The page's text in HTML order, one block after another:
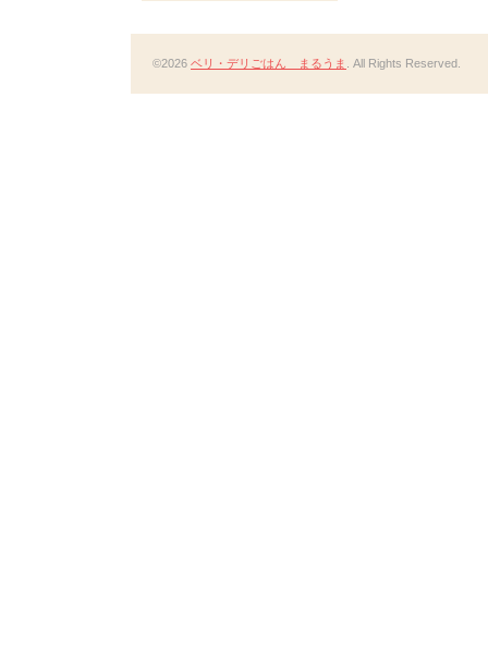
©2026 ベリ・デリごはん まるうま . All Rights Reserved.